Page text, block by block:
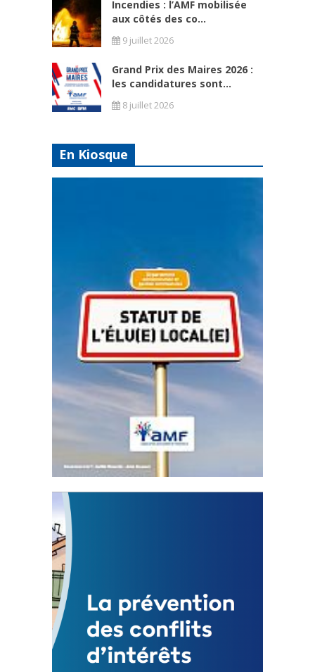
Incendies : l’AMF mobilisée
aux côtés des co...
9 juillet 2026
Grand Prix des Maires 2026 :
les candidatures sont...
8 juillet 2026
En Kiosque
Statut de l’élu local
3 avril 2024
Mise à jour avril 2024
FEUILLETER